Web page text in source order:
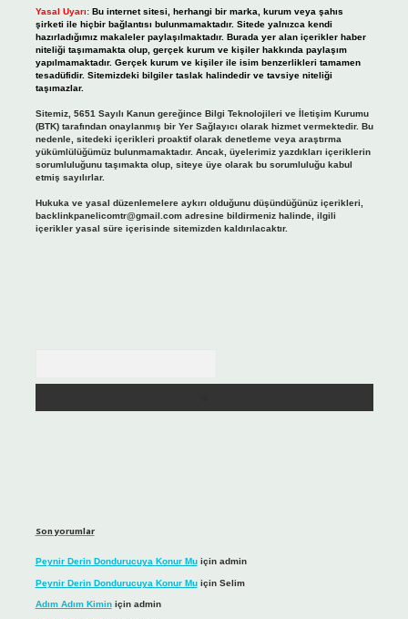
Yasal Uyarı: Bu internet sitesi, herhangi bir marka, kurum veya şahıs
şirketi ile hiçbir bağlantısı bulunmamaktadır. Sitede yalnızca kendi
hazırladığımız makaleler paylaşılmaktadır. Burada yer alan içerikler haber
niteliği taşımamakta olup, gerçek kurum ve kişiler hakkında paylaşım
yapılmamaktadır. Gerçek kurum ve kişiler ile isim benzerlikleri tamamen
tesadüfidir. Sitemizdeki bilgiler taslak halindedir ve tavsiye niteliği
taşımazlar.
Sitemiz, 5651 Sayılı Kanun gereğince Bilgi Teknolojileri ve İletişim Kurumu
(BTK) tarafından onaylanmış bir Yer Sağlayıcı olarak hizmet vermektedir. Bu
nedenle, sitedeki içerikleri proaktif olarak denetleme veya araştırma
yükümlülüğümüz bulunmamaktadır. Ancak, üyelerimiz yazdıkları içeriklerin
sorumluluğunu taşımakta olup, siteye üye olarak bu sorumluluğu kabul
etmiş sayılırlar.
Hukuka ve yasal düzenlemelere aykırı olduğunu düşündüğünüz içerikleri,
backlinkpanelicomtr@gmail.comadresine bildirmeniz halinde, ilgili
içerikler yasal süre içerisinde sitemizden kaldırılacaktır.
Son yorumlar
Peynir Derin Dondurucuya Konur Muiçin admin
Peynir Derin Dondurucuya Konur Muiçin Selim
Adım Adım Kiminiçin admin